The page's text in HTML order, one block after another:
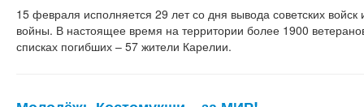
15 февраля исполняется 29 лет со дня вывода советских войск
войны. В настоящее время на территории более 1900
списках погибших – 57 жители Карелии.